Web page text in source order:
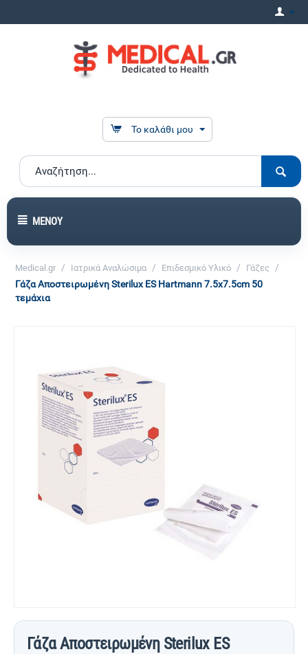
Το καλάθι μου
ΜΕΝΟΎ
Medical.gr / Ιατρικά Αναλώσιμα / Επιδεσμικό Υλικό / Γάζες
/
Γάζα Αποστειρωμένη Sterilux ES Hartmann 7.5x7.5cm 50
τεμάχια
Γάζα Αποστειρωμένη Sterilux ES